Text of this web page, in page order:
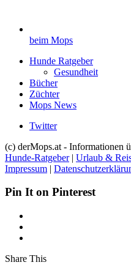
beim Mops
Hunde Ratgeber
Gesundheit
Bücher
Züchter
Mops News
Twitter
(c) derMops.at - Informationen
Hunde-Ratgeber| Urlaub &
Impressum |
Pin It on Pinterest
Share This